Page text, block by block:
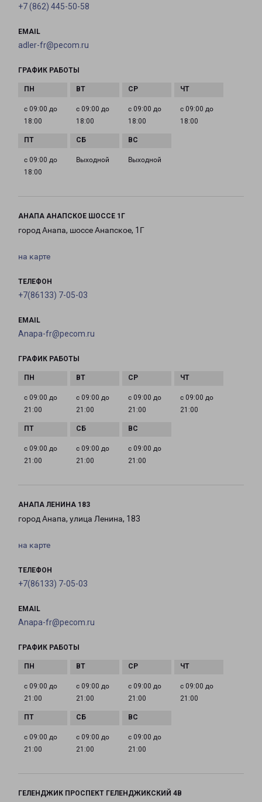
+7 (862) 445-50-58
EMAIL
adler-fr@pecom.ru
ГРАФИК РАБОТЫ
с 09:00 до
18:00
с 09:00 до
18:00
с 09:00 до
18:00
с 09:00 до
18:00
с 09:00 до
18:00
Выходной Выходной
АНАПА АНАПСКОЕ ШОССЕ 1Г
город Анапа, шоссе Анапское, 1Г
на карте
ТЕЛЕФОН
+7(86133) 7-05-03
EMAIL
Anapa-fr@pecom.ru
ГРАФИК РАБОТЫ
с 09:00 до
21:00
с 09:00 до
21:00
с 09:00 до
21:00
с 09:00 до
21:00
с 09:00 до
21:00
с 09:00 до
21:00
с 09:00 до
21:00
АНАПА ЛЕНИНА 183
город Анапа, улица Ленина, 183
на карте
ТЕЛЕФОН
+7(86133) 7-05-03
EMAIL
Anapa-fr@pecom.ru
ГРАФИК РАБОТЫ
с 09:00 до
21:00
с 09:00 до
21:00
с 09:00 до
21:00
с 09:00 до
21:00
с 09:00 до
21:00
с 09:00 до
21:00
с 09:00 до
21:00
ГЕЛЕНДЖИК ПРОСПЕКТ ГЕЛЕНДЖИКСКИЙ 4В